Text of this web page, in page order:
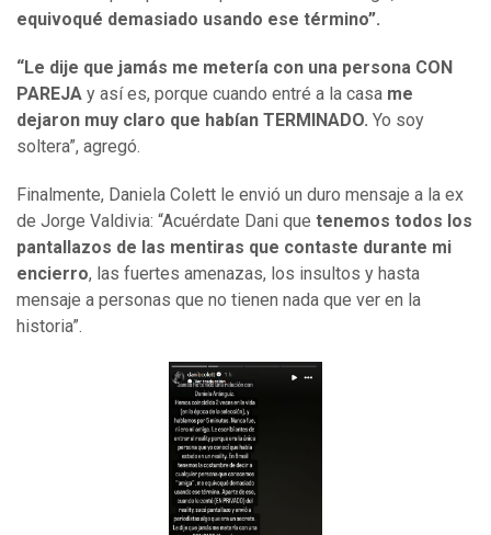
equivoqué demasiado usando ese término”.
“Le dije que jamás me metería con una persona CON
PAREJA y así es, porque cuando entré a la casa me
dejaron muy claro que habían TERMINADO. Yo soy
soltera”, agregó.
Finalmente, Daniela Colett le envió un duro mensaje a la ex
de Jorge Valdivia: “Acuérdate Dani que tenemos todos los
pantallazos de las mentiras que contaste durante mi
encierro, las fuertes amenazas, los insultos y hasta
mensaje a personas que no tienen nada que ver en la
historia”.